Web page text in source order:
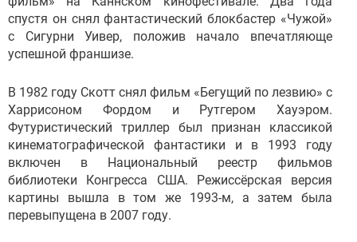
спустя он снял фантастический блокбастер «Чужой»
с Сигурни Уивер, положив начало впечатляюще
успешной франшизе.
В 1982 году Скотт снял фильм «Бегущий по лезвию» с
Харрисоном Фордом и Рутгером Хауэром.
Футуристический триллер был признан классикой
кинематографической фантастики и в 1993 году
включен в Национальный реестр фильмов
библиотеки Конгресса США. Режиссёрская версия
картины вышла в том же 1993-м, а затем была
перевыпущена в 2007 году.